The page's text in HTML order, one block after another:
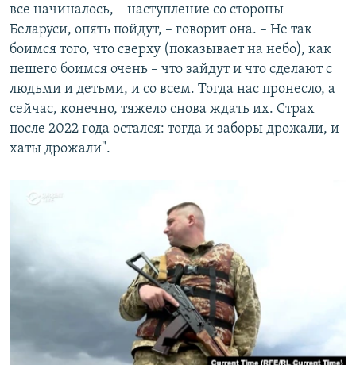
все начиналось, – наступление со стороны
Беларуси, опять пойдут, – говорит она. – Не так
боимся того, что сверху (показывает на небо), как
пешего боимся очень – что зайдут и что сделают с
людьми и детьми, и со всем. Тогда нас пронесло, а
сейчас, конечно, тяжело снова ждать их. Страх
после 2022 года остался: тогда и заборы дрожали, и
хаты дрожали".